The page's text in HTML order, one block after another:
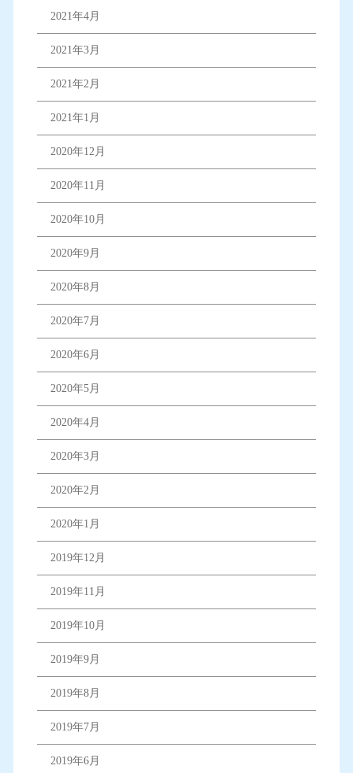
2021年4月
2021年3月
2021年2月
2021年1月
2020年12月
2020年11月
2020年10月
2020年9月
2020年8月
2020年7月
2020年6月
2020年5月
2020年4月
2020年3月
2020年2月
2020年1月
2019年12月
2019年11月
2019年10月
2019年9月
2019年8月
2019年7月
2019年6月